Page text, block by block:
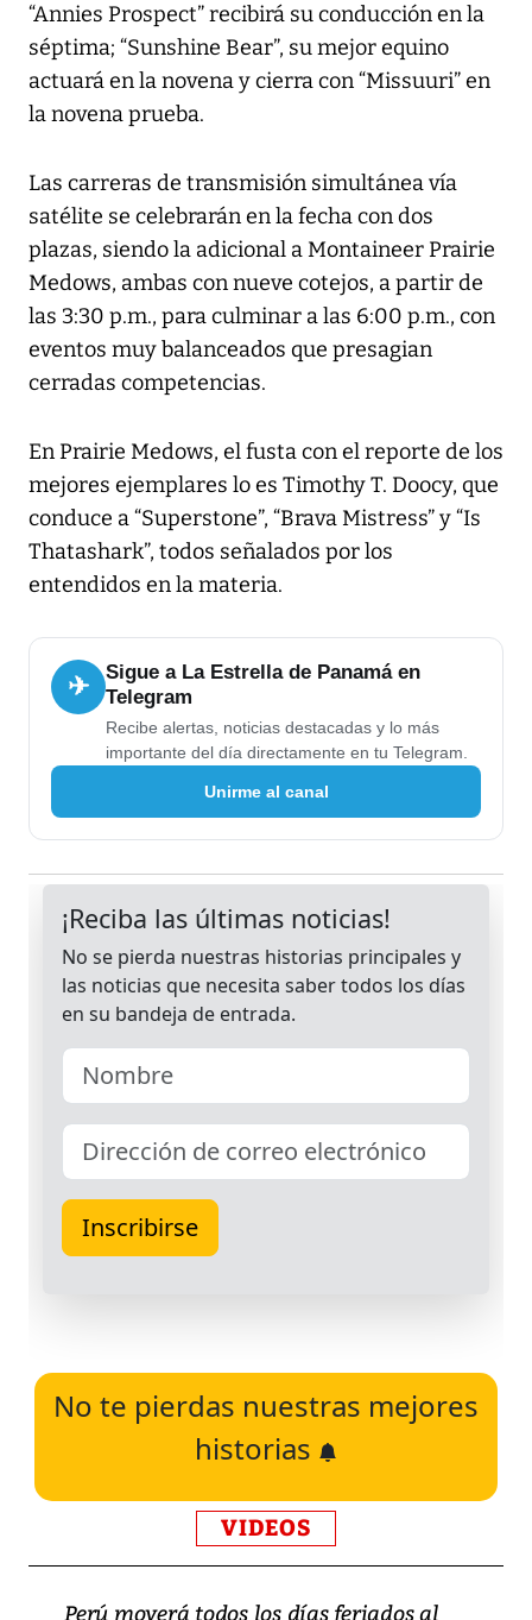
“Annies Prospect” recibirá su conducción en la
séptima; “Sunshine Bear”, su mejor equino
actuará en la novena y cierra con “Missuuri” en
la novena prueba.
Las carreras de transmisión simultánea vía
satélite se celebrarán en la fecha con dos
plazas, siendo la adicional a Montaineer Prairie
Medows, ambas con nueve cotejos, a partir de
las 3:30 p.m., para culminar a las 6:00 p.m., con
eventos muy balanceados que presagian
cerradas competencias.
En Prairie Medows, el fusta con el reporte de los
mejores ejemplares lo es Timothy T. Doocy, que
conduce a “Superstone”, “Brava Mistress” y “Is
Thatashark”, todos señalados por los
entendidos en la materia.
✈
Sigue a La Estrella de Panamá en
Telegram
Recibe alertas, noticias destacadas y lo más
importante del día directamente en tu Telegram.
Unirme al canal
No te pierdas nuestras mejores
historias
VIDEOS
Perú moverá todos los días feriados al